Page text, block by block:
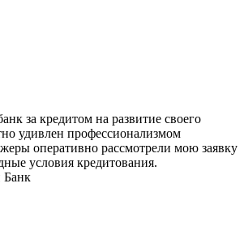
за кредитом на развитие своего
удивлен профессионализмом
оперативно рассмотрели мою заявку
условия кредитования.